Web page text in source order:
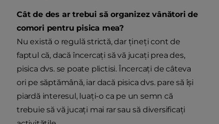
Cât de des ar trebui să organizez vânători de
comori pentru pisica mea?
Nu există o regulă strictă, dar țineți cont de
faptul că, dacă încercați să vă jucați prea des,
pisica dvs. se poate plictisi. Încercați de câteva
ori pe săptămână, iar dacă pisica dvs. pare să își
piardă interesul, luați-o ca pe un semn că
trebuie să vă jucați mai rar sau să diversificați